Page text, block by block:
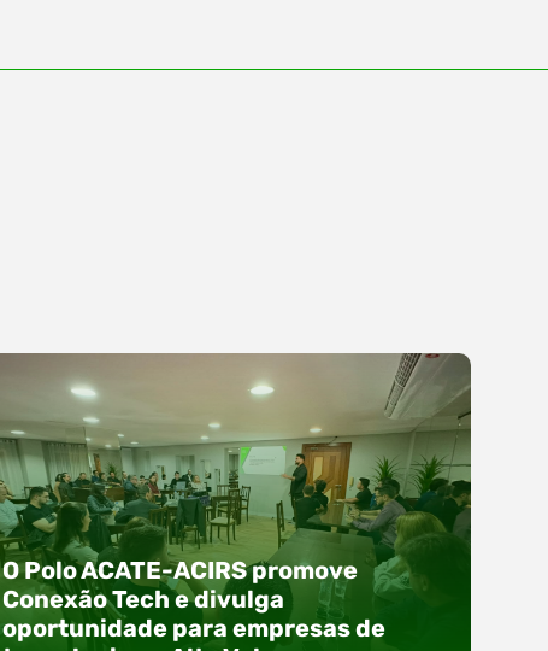
O Polo ACATE-ACIRS promove
Conexão Tech e divulga
oportunidade para empresas de